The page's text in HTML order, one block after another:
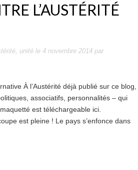
L’AUSTÉRITÉ
, unité le 4 novembre 2014 par
À l’Austérité déjà publié sur ce blog,
associatifs, personnalités – qui
est téléchargeable ici.
est pleine ! Le pays s’enfonce dans